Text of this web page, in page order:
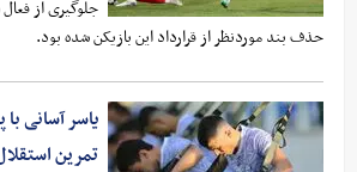
جلوگیری از
حذف بند موردنظر از قرارداد این بازیکن شده بود.
تمرین